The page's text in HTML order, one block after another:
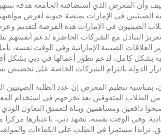
وأن المعرض الذي استضافته الجامعة هدفه
الصينيين في الإمارات بمنصة حيوية لعرض
الصينيون في الإمارات هذه الفرصة لتقديم
التبادل مع الشركات الحاضرة لدعم
العلاقات الصينية الإماراتية وفي الوقت نفسه،
بشكل كامل، لدعم تطور أعمالها في دبي
الشركات الخاصة على تخصيص نسبة 2% من الوظائف للمواطنين
بمناسبة تنظيم المعرض إن عدد الطلبة
من الطلاب المتفوقين بعد تخرجهم في استخدام
دافعين ومساهمين وبناة لتعميق التعاون الودي
وفي الوقت نفسه، تشهد دبي، باعتبارها مركزا
تزايدا مستمرا في الطلب على الكفاءات